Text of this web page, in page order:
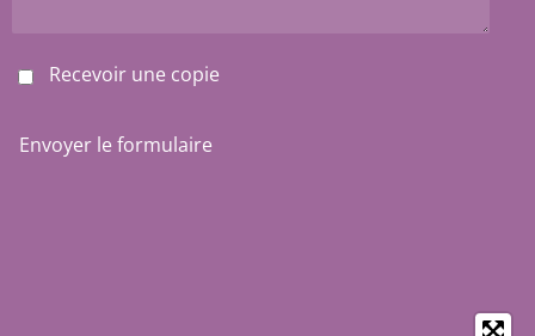
Recevoir une copie
Envoyer le formulaire